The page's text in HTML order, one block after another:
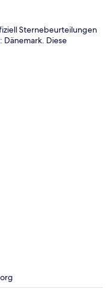
Sternebeurteilungen
Diese